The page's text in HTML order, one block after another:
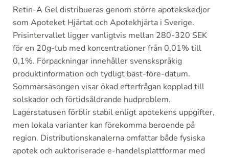
Retin-A Gel distribueras genom större apotekskedjor
som Apoteket Hjärtat och Apotekhjärta i Sverige.
Prisintervallet ligger vanligtvis mellan 280-320 SEK
för en 20g-tub med koncentrationer från 0,01% till
0,1%. Förpackningar innehåller svenskspråkig
produktinformation och tydligt bäst-före-datum.
Sommarsäsongen visar ökad efterfrågan kopplad till
solskador och förtidsåldrande hudproblem.
Lagerstatusen förblir stabil enligt apotekens uppgifter,
men lokala varianter kan förekomma beroende på
region. Distributionskanalerna omfattar både fysiska
apotek och auktoriserade e-handelsplattformar med